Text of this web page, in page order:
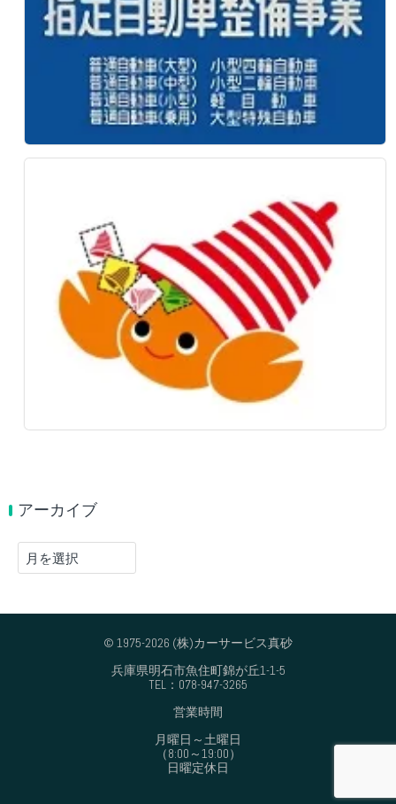
アーカイブ
ア
ー
イ
© 1975-2026 (株)カーサービス真砂
兵庫県明石市魚住町錦が丘1-1-5
TEL：078-947-3265
営業時間
月曜日～土曜日
（8:00～19:00）
日曜定休日